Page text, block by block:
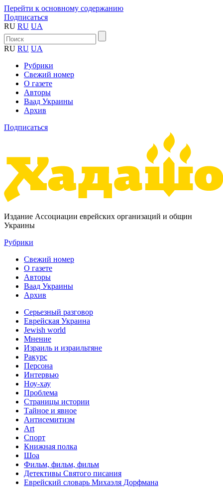
Перейти к основному содержанию
Подписаться
RU RU UA
RU RU UA
Рубрики
Свежий номер
О газете
Авторы
Ваад Украины
Архив
Подписаться
Издание Ассоциации еврейских организаций и общин
Украины
Рубрики
Свежий номер
О газете
Авторы
Ваад Украины
Архив
Серьезный разговор
Еврейская Украина
Jewish world
Мнение
Израиль и израильтяне
Ракурс
Персона
Интервью
Ноу-хау
Проблема
Страницы истории
Тайное и явное
Антисемитизм
Art
Спорт
Книжная полка
Шоа
Фильм, фильм, фильм
Детективы Святого писания
Еврейский словарь Михаэля Дорфмана